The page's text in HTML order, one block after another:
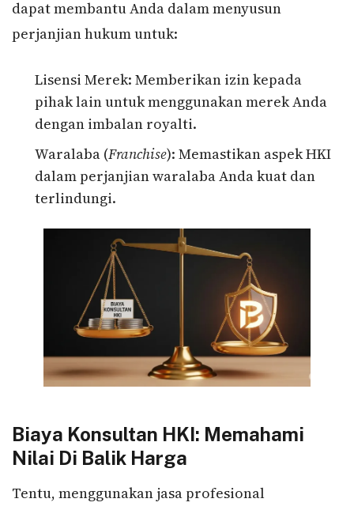
dapat membantu Anda dalam menyusun
perjanjian hukum untuk:
Lisensi Merek: Memberikan izin kepada
pihak lain untuk menggunakan merek Anda
dengan imbalan royalti.
Waralaba (Franchise): Memastikan aspek HKI
dalam perjanjian waralaba Anda kuat dan
terlindungi.
Biaya Konsultan HKI: Memahami
Nilai Di Balik Harga
Tentu, menggunakan jasa profesional